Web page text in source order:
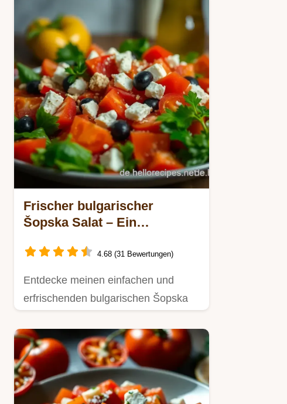
Frischer bulgarischer
Šopska Salat – Ein
Grillabend!
4.68 (31 Bewertungen)
Entdecke meinen einfachen und
erfrischenden bulgarischen Šopska